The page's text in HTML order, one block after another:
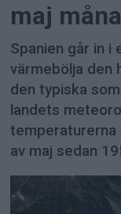
maj
Spanien går in i
värmebölja den
den typiska
landets
temperaturerna
av maj sedan